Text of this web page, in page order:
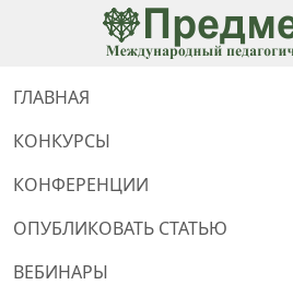
ГЛАВНАЯ
КОНКУРСЫ
КОНФЕРЕНЦИИ
ОПУБЛИКОВАТЬ СТАТЬЮ
ВЕБИНАРЫ